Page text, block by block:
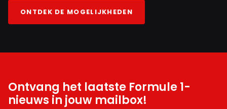
ONTDEK DE MOGELIJKHEDEN
Ontvang het laatste Formule 1-
nieuws in jouw mailbox!